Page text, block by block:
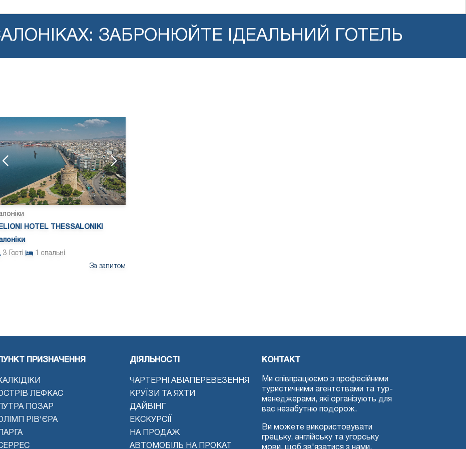
ЗАБРОНЮЙТЕ ІДЕАЛЬНИЙ ГОТЕЛЬ
HOTEL THESSALONIKI
3
Гості
спальні
За запитом
ПУНКТ ПРИЗНАЧЕННЯ
ЛЕФКАС
ПОЗАР
РІВ'ЄРА
ПАРГА
ДІЯЛЬНОСТІ
ЧАРТЕРНІ АВІАПЕРЕВЕЗЕННЯ
КРУЇЗИ ТА ЯХТИ
ДАЙВІНГ
ЕКСКУРСІЇ
НА ПРОДАЖ
АВТОМОБІЛЬ НА ПРОКАТ
КОНТАКТ
Ми співпрацюємо з професійними
туристичними агентствами та тур-
менеджерами, які організують для
вас незабутню подорож.
Ви можете використовувати
грецьку, англійську та угорську